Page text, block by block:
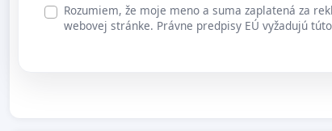
Rozumiem, že moje meno a suma zaplatená za
webovej stránke. Právne predpisy EÚ vyžadujú